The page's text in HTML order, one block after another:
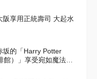
阪享用正統壽司 大起水
坂的「Harry Potter
）」享受宛如魔法般